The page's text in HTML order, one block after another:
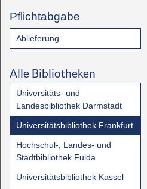
Pflichtabgabe
Ablieferung
Alle Bibliotheken
Universitäts- und
Landesbibliothek Darmstadt
Universitätsbibliothek Frankfurt
Hochschul-, Landes- und
Stadtbibliothek Fulda
Universitätsbibliothek Kassel